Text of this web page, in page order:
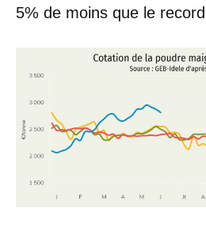
5% de moins que le